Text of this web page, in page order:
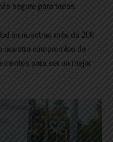
seguro para todos.
en nuestras más de 200
nuestro compromiso de
para ser un mejor